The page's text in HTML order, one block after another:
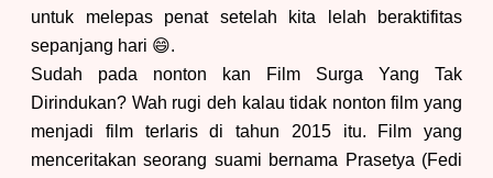
untuk melepas penat setelah kita lelah beraktifitas
sepanjang hari 😄.
Sudah pada nonton kan Film Surga Yang Tak
Dirindukan? Wah rugi deh kalau tidak nonton film yang
menjadi film terlaris di tahun 2015 itu. Film yang
menceritakan seorang suami bernama Prasetya (Fedi